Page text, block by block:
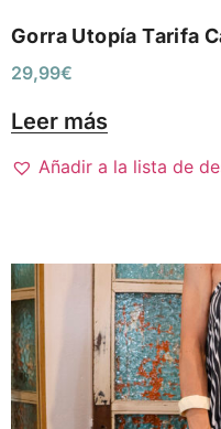
Gorra Utopía Tarifa
29,99€
Leer más
Añadir a la lista de